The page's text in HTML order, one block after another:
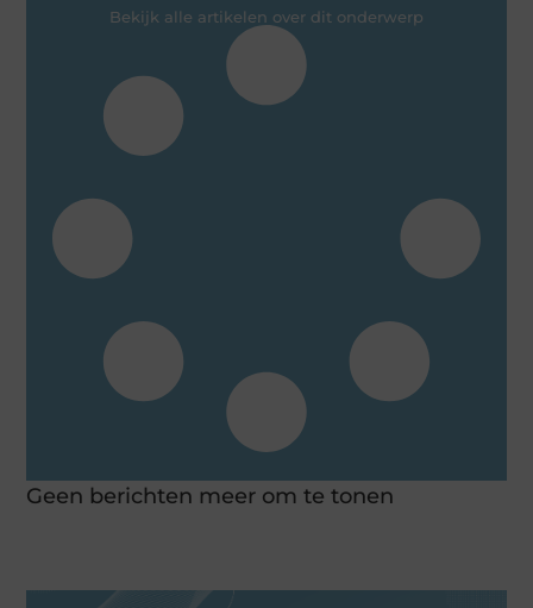
Bekijk alle artikelen over dit onderwerp
Geen berichten meer om te tonen